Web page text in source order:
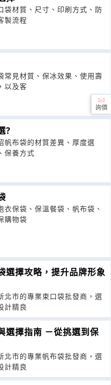
袋材質、尺寸、印刷方式、防
製流程
常見材質、保冰效果、使用壽
以及客
?
帆布袋的材質差異、厚度選
保養方式
衣保袋、保溫餐袋、帆布袋、
購物袋
選擇攻略，提升品牌形象
北市的專業束口袋批發商，選
計精良
選擇指南 －從挑選到保
北市的專業帆布袋批發商，選
計精良
詢價